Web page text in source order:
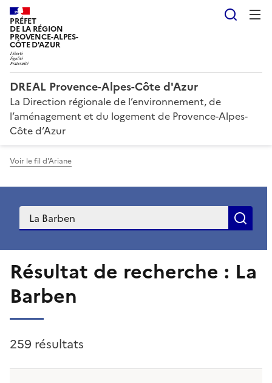
PRÉFET
DE LA RÉGION
PROVENCE-ALPES-
CÔTE D'AZUR
DREAL Provence-Alpes-Côte d'Azur
La Direction régionale de l’environnement, de
l’aménagement et du logement de Provence-Alpes-
Côte d’Azur
Voir le fil d'Ariane
Recherche
Résultat de recherche : La
Barben
259 résultats